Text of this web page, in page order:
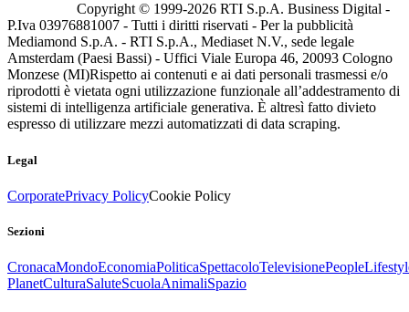
Copyright © 1999-2026 RTI S.p.A. Business Digital -
P.Iva 03976881007 - Tutti i diritti riservati - Per la pubblicità
Mediamond S.p.A. - RTI S.p.A., Mediaset N.V., sede legale
Amsterdam (Paesi Bassi) - Uffici Viale Europa 46, 20093 Cologno
Monzese (MI)Rispetto ai contenuti e ai dati personali trasmessi e/o
riprodotti è vietata ogni utilizzazione funzionale all’addestramento di
sistemi di intelligenza artificiale generativa. È altresì fatto divieto
espresso di utilizzare mezzi automatizzati di data scraping.
Legal
CorporatePrivacy PolicyCookie Policy
Sezioni
CronacaMondoEconomiaPoliticaSpettacoloTelevisionePeople
PlanetCulturaSaluteScuolaAnimaliSpazio